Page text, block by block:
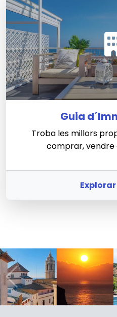
Guia
Troba les millors
comprar, vendre